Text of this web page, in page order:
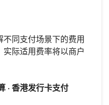
同支付场景下的费用
际适用费率将以商户
· 香港发行卡支付